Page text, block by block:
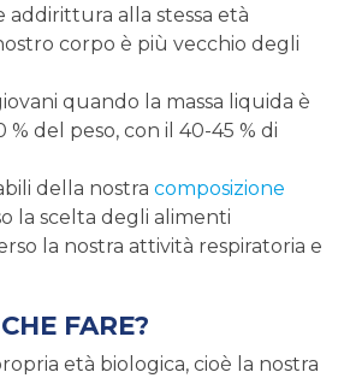
addirittura alla stessa età
corpo è più vecchio degli
quando la massa liquida è
% del peso, con il 40-45 % di
della nostra composizione
la scelta degli alimenti
la nostra attività respiratoria e
CHE FARE?
età biologica, cioè la nostra